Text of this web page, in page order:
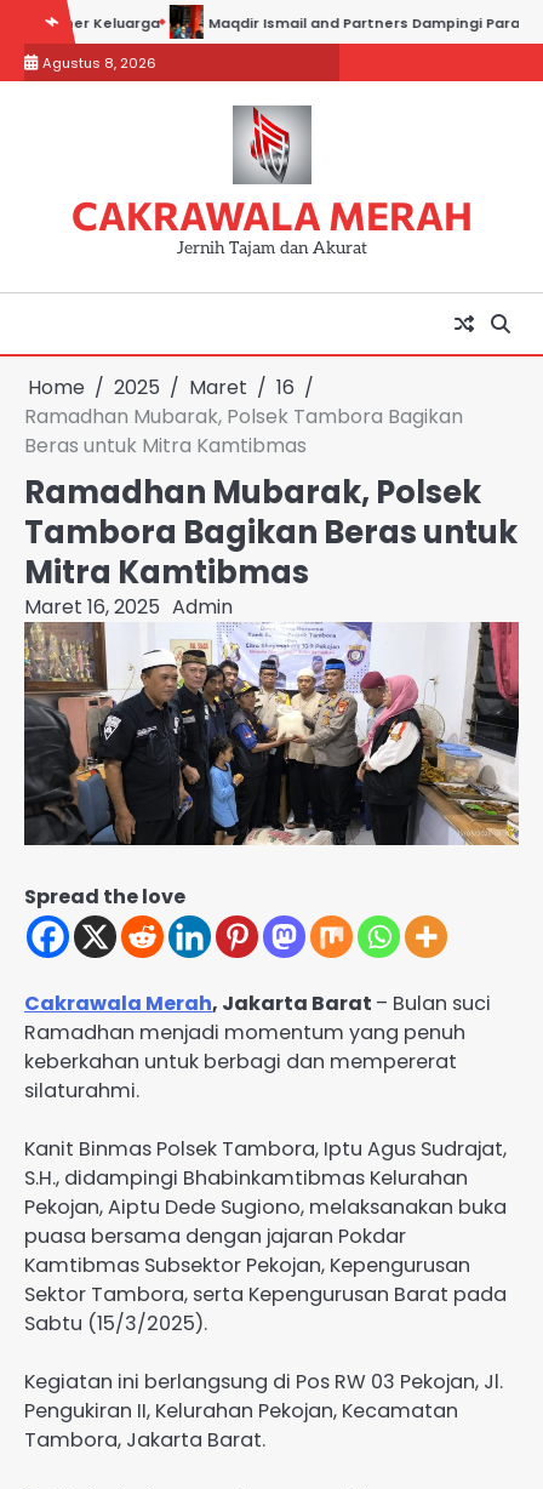
content
Keluarga Maqdir Ismail and Partners Dampingi Para Saksi
Agustus 8, 2026
CAKRAWALA MERAH
Jernih Tajam dan Akurat
Home 2025 Maret
16
Ramadhan Mubarak, Polsek Tambora Bagikan
Beras untuk Mitra Kamtibmas
Ramadhan Mubarak, Polsek
Tambora Bagikan Beras untuk
Mitra Kamtibmas
Maret 16, 2025 Admin
Spread the love
Cakrawala Merah, Jakarta Barat – Bulan suci
Ramadhan menjadi momentum yang penuh
keberkahan untuk berbagi dan mempererat
silaturahmi.
Kanit Binmas Polsek Tambora, Iptu Agus Sudrajat,
S.H., didampingi Bhabinkamtibmas Kelurahan
Pekojan, Aiptu Dede Sugiono, melaksanakan buka
puasa bersama dengan jajaran Pokdar
Kamtibmas Subsektor Pekojan, Kepengurusan
Sektor Tambora, serta Kepengurusan Barat pada
Sabtu (15/3/2025).
Kegiatan ini berlangsung di Pos RW 03 Pekojan, Jl.
Pengukiran II, Kelurahan Pekojan, Kecamatan
Tambora, Jakarta Barat.